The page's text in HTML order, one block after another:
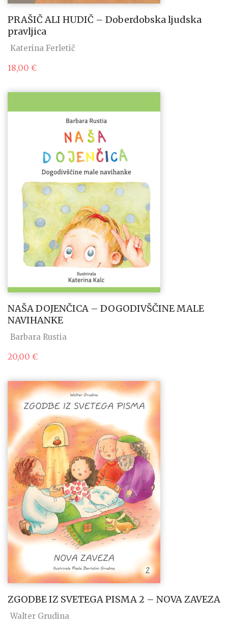
PRAŠIČ ALI HUDIČ – Doberdobska ljudska
pravljica
Katerina Ferletič
18,00 €
NAŠA DOJENČICA – DOGODIVŠČINE MALE
NAVIHANKE
Barbara Rustia
20,00 €
ZGODBE IZ SVETEGA PISMA 2 – NOVA ZAVEZA
Walter Grudina